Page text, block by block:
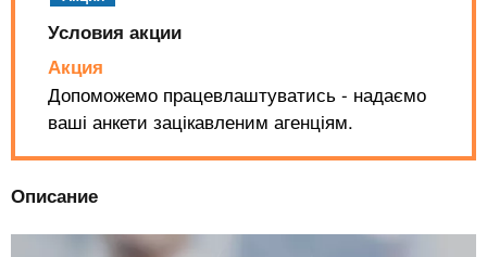
n
f
o
Условия акции
Акция
Допоможемо працевлаштуватись - надаємо
ваші анкети зацікавленим агенціям.
Описание